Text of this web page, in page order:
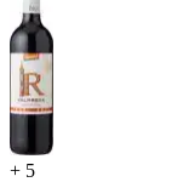
+ 5